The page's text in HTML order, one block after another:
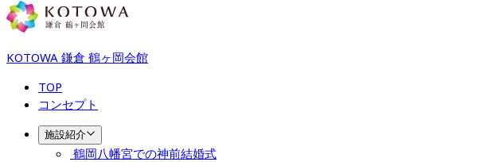
KOTOWA 鎌倉 鶴ヶ岡会館
TOP
コンセプト
施設紹介
鶴岡八幡宮での神前結婚式